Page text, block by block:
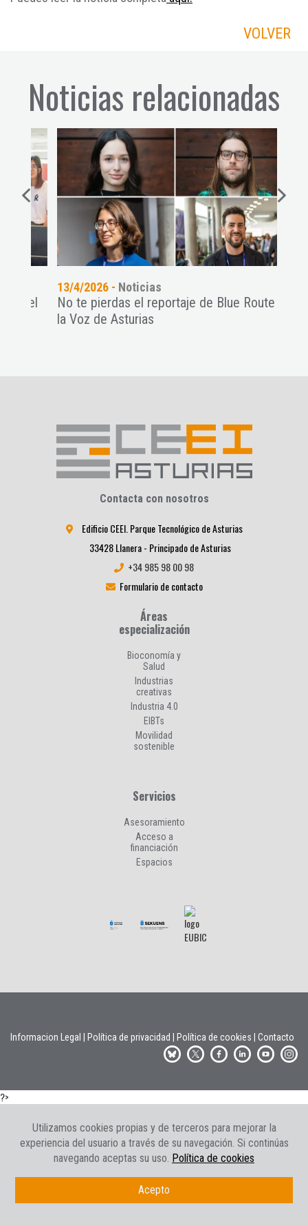
VOLVER
Noticias relacionadas
13/4/2026 -Noticias
No te pierdas el reportaje de Blue Route en
la Voz de Asturias
Contacta con nosotros
Edificio CEEI. Parque Tecnológico de Asturias
33428 Llanera - Principado de Asturias
+34 985 98 00 98
Formulario de contacto
Áreas
especialización
Bioconomía y
Salud
Industrias
creativas
Industria 4.0
EIBTs
Movilidad
sostenible
Servicios
Asesoramiento
Acceso a
financiación
Espacios
Informacion Legal Política de privacidad Política de cookies Contacto
?>
Utilizamos cookies propias y de terceros para mejorar la
experiencia del usuario a través de su navegación. Si continúas
navegando aceptas su uso. Política de cookies
Acepto